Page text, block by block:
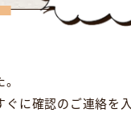
に確認のご連絡を